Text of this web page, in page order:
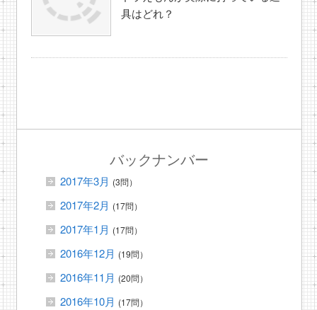
具はどれ？
バックナンバー
2017年3月 (3問）
2017年2月 (17問）
2017年1月 (17問）
2016年12月 (19問）
2016年11月 (20問）
2016年10月 (17問）